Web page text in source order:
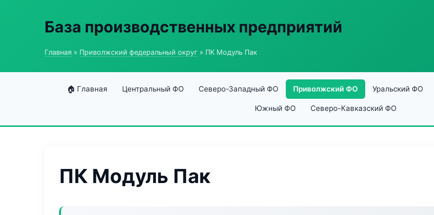
База производственных предприятий
Главная » Приволжский федеральный округ » ПК Модуль Пак
🏠 Главная Центральный ФО Северо-Западный ФО Приволжский ФО Уральский ФО
Южный ФО Северо-Кавказский ФО
ПК Модуль Пак